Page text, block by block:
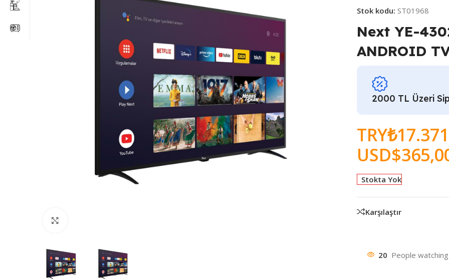
Stok kodu: ST01968
Next YE-
ANDROID
2000 TL Üzeri
TRY₺
USD$
Stokta Yok
Karşılaştır
20 People